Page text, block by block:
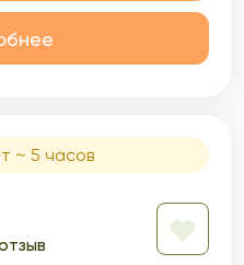
сложности
семейной
~ 5 часов